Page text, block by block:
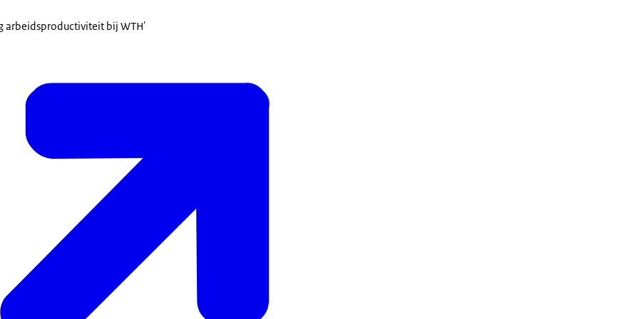
arbeidsproductiviteit bij WTH'